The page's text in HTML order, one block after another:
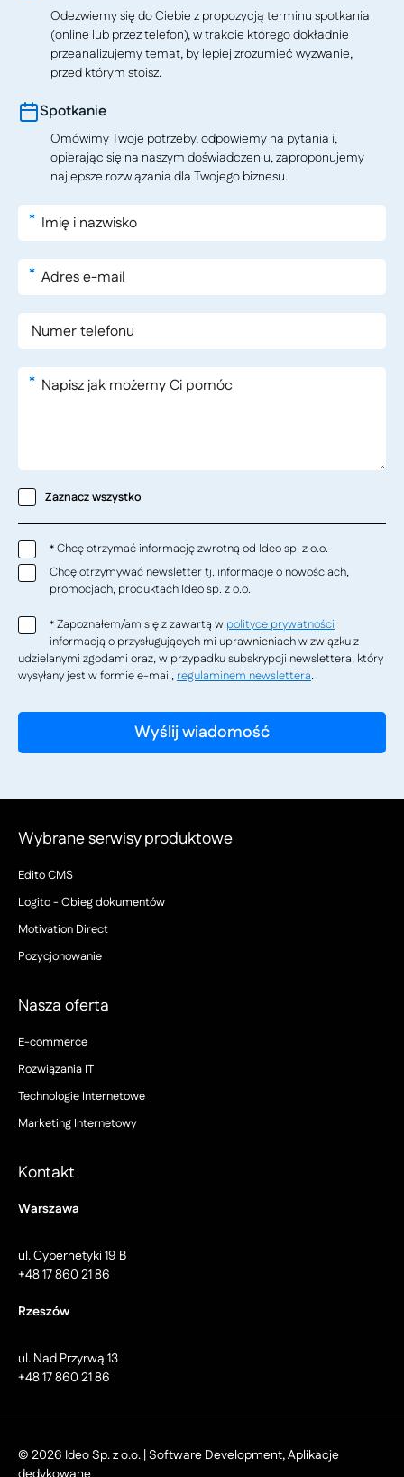
Odezwiemy się do Ciebie z propozycją terminu spotkania
(online lub przez telefon), w trakcie którego dokładnie
przeanalizujemy temat, by lepiej zrozumieć wyzwanie,
przed którym stoisz.
Spotkanie
Omówimy Twoje potrzeby, odpowiemy na pytania i,
opierając się na naszym doświadczeniu, zaproponujemy
najlepsze rozwiązania dla Twojego biznesu.
*
*
*
Zaznacz wszystko
*Chcę otrzymać informację zwrotną od Ideo sp. z o.o.
Chcę otrzymywać newsletter tj. informacje o nowościach,
promocjach, produktach Ideo sp. z o.o.
*Zapoznałem/am się z zawartą w polityce prywatności
informacją o przysługujących mi uprawnieniach w związku z
udzielanymi zgodami oraz, w przypadku subskrypcji newslettera, który
wysyłany jest w formie e-mail, regulaminem newslettera.
Wybrane serwisy produktowe
Edito CMS
Logito - Obieg dokumentów
Motivation Direct
Pozycjonowanie
Nasza oferta
E-commerce
Rozwiązania IT
Technologie Internetowe
Marketing Internetowy
Kontakt
Warszawa
ul. Cybernetyki 19 B
+48 17 860 21 86
Rzeszów
ul. Nad Przyrwą 13
+48 17 860 21 86
© 2026 Ideo Sp. z o.o. | Software Development, Aplikacje